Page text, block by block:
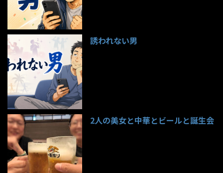
誘われない男
2人の美女と中華とビールと誕生会